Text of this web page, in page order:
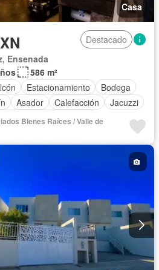
Casa
Destacado
Ensenada
586 m²
Estacionamiento
Bodega
Asador Calefacción
Jacuzzi
amueblado
Bienes Raíces / Valle de